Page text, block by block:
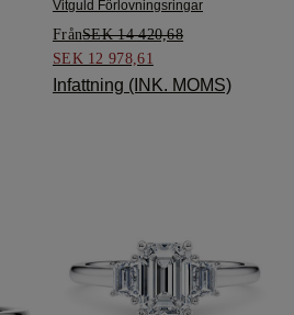
Vitguld Förlovningsringar
FrånSEK 14 420,68
SEK 12 978,61
Infattning (INK. MOMS)